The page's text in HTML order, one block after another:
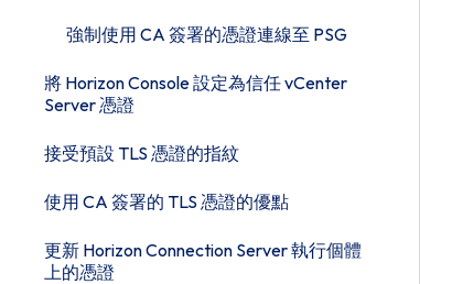
強制使用 CA 簽署的憑證連線至 PSG
將 Horizon Console 設定為信任 vCenter
Server 憑證
接受預設 TLS 憑證的指紋
使用 CA 簽署的 TLS 憑證的優點
更新 Horizon Connection Server 執行個體
上的憑證